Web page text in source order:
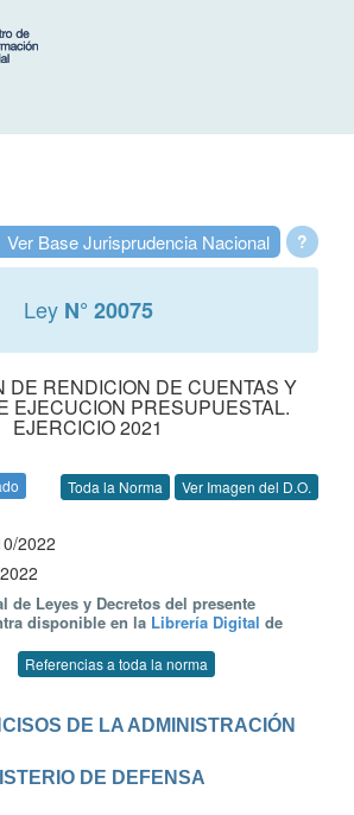
?
Ver Base Jurisprudencia Nacional
Ley N° 20075
DE RENDICION DE CUENTAS Y
EJECUCION PRESUPUESTAL.
EJERCICIO 2021
Toda la Norma Ver Imagen del D.O.
2022
de Leyes y Decretos del presente
disponible en la Librería Digital de
Referencias a toda la norma
DE LA ADMINISTRACIÓN
DE DEFENSA